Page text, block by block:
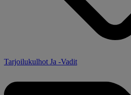
Tarjoilukulhot Ja -Vadit